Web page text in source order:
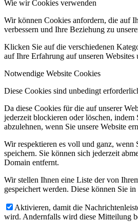
Wie wir Cookies verwenden
Wir können Cookies anfordern, die auf
verbessern und Ihre Beziehung zu
Klicken Sie auf die verschiedenen
auf Ihre Erfahrung auf unseren
Notwendige Website Cookies
Diese Cookies sind unbedingt
Da diese Cookies für die auf unserer
jederzeit blockieren oder löschen,
abzulehnen, wenn Sie unsere Website
Wir respektieren es voll und ganz, wenn
speichern. Sie können sich jederzeit
Domain entfernt.
Wir stellen Ihnen eine Liste der von
gespeichert werden. Diese können Sie
Aktivieren, damit die
wird. Andernfalls wird diese Mitteilung